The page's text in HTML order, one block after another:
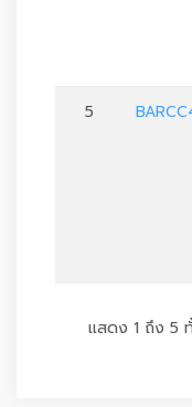
5
แสดง 1 ถึง 5